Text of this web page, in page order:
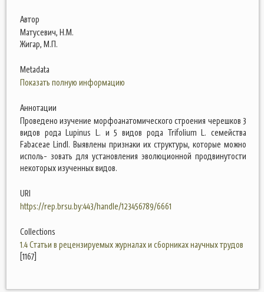
Автор
Матусевич, Н.М.
Жигар, М.П.
Metadata
Показать полную информацию
Аннотации
Проведено изучение морфоанатомического строения черешков 3
видов рода Lupinus L. и 5 видов рода Trifolium L. семейства
Fabaceae Lindl. Выявлены признаки их структуры, которые можно
исполь- зовать для установления эволюционной продвинутости
некоторых изученных видов.
URI
https://rep.brsu.by:443/handle/123456789/6661
Collections
1.4 Статьи в рецензируемых журналах и сборниках научных трудов
[1167]